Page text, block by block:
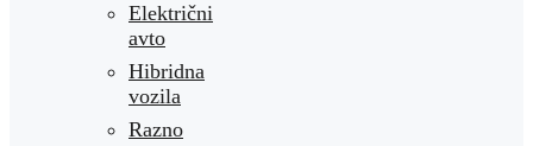
Električni
avto
Hibridna
vozila
Razno